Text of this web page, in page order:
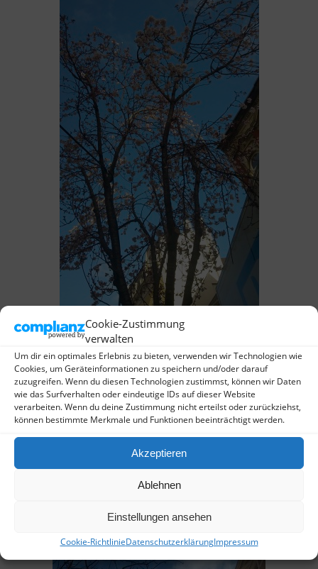
Cookie-Zustimmung
verwalten
Um dir ein optimales Erlebnis zu bieten, verwenden wir Technologien wie
Cookies, um Geräteinformationen zu speichern und/oder darauf
zuzugreifen. Wenn du diesen Technologien zustimmst, können wir Daten
wie das Surfverhalten oder eindeutige IDs auf dieser Website
verarbeiten. Wenn du deine Zustimmung nicht erteilst oder zurückziehst,
können bestimmte Merkmale und Funktionen beeinträchtigt werden.
Akzeptieren
Ablehnen
Einstellungen ansehen
Cookie-RichtlinieDatenschutzerklärungImpressum
Weiße Kirschblüte in der Wolfstraße
Weiße Kirschblüte in der Wolfstraße